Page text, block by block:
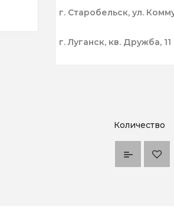
г. Старобельск, ул.
г. Луганск, кв. Дружба, 11
Количество